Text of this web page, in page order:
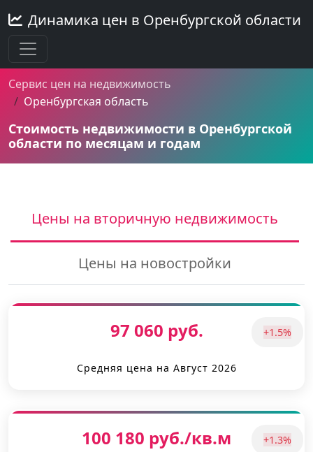
Динамика цен в Оренбургской области
Сервис цен на недвижимость
Оренбургская область
Стоимость недвижимости в Оренбургской
области по месяцам и годам
Цены на вторичную недвижимость
Цены на новостройки
97 060 руб. +1.5%
Средняя цена на Август 2026
100 180 руб./кв.м +1.3%